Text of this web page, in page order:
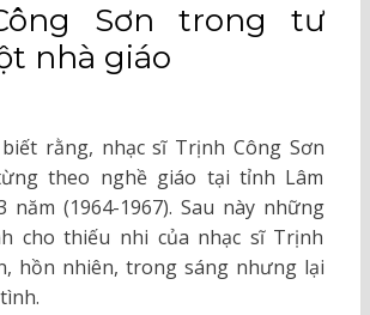
Sơn trong tư
nhà giáo
rằng, nhạc sĩ Trịnh Công Sơn
theo nghề giáo tại tỉnh Lâm
(1964-1967). Sau này những
cho thiếu nhi của nhạc sĩ Trịnh
hồn nhiên, trong sáng nhưng lại